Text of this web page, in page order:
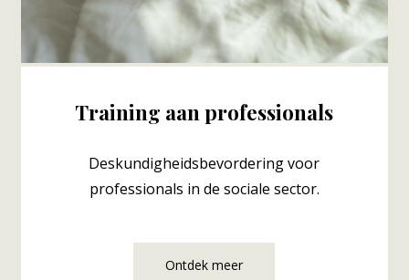
Training aan professionals
Deskundigheidsbevordering voor
professionals in de sociale sector.
Ontdek meer